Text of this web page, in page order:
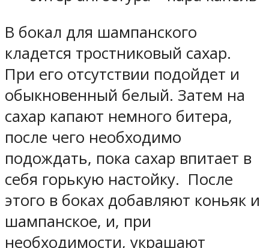
В бокал для шампанского
кладется тростниковый сахар.
При его отсутствии подойдет и
обыкновенный белый. Затем на
сахар капают немного битера,
после чего необходимо
подождать, пока сахар впитает в
себя горькую настойку. После
этого в боках добавляют коньяк и
шампанское, и, при
необходимости, украшают